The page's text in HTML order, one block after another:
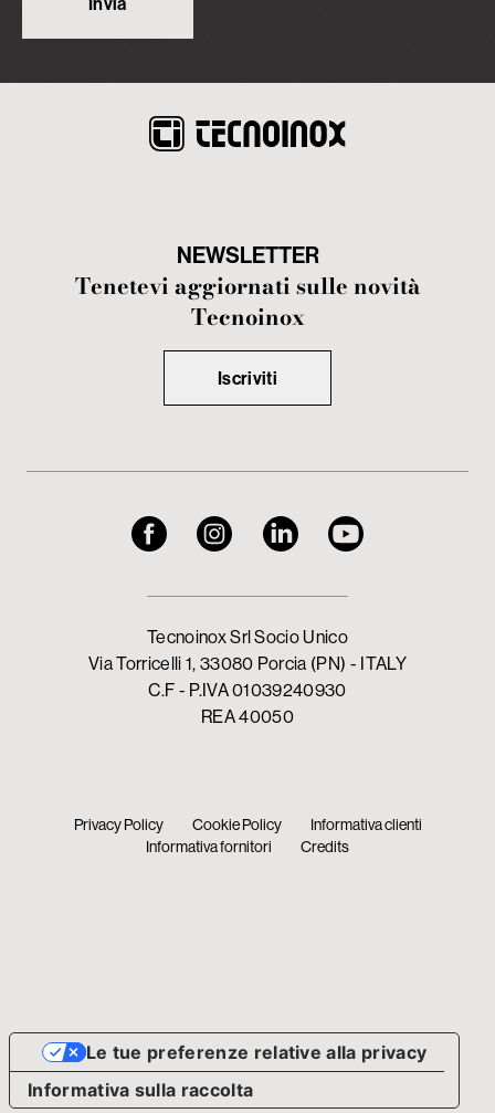
NEWSLETTER
Tenetevi aggiornati sulle novità
Tecnoinox
Iscriviti
Tecnoinox Srl Socio Unico
Via Torricelli 1, 33080 Porcia (PN) - ITALY
C.F - P.IVA 01039240930
REA 40050
Privacy Policy Cookie Policy
Informativa clienti
Informativa fornitori
Credits
Informativa sulla raccolta
Le tue preferenze relative alla privacy